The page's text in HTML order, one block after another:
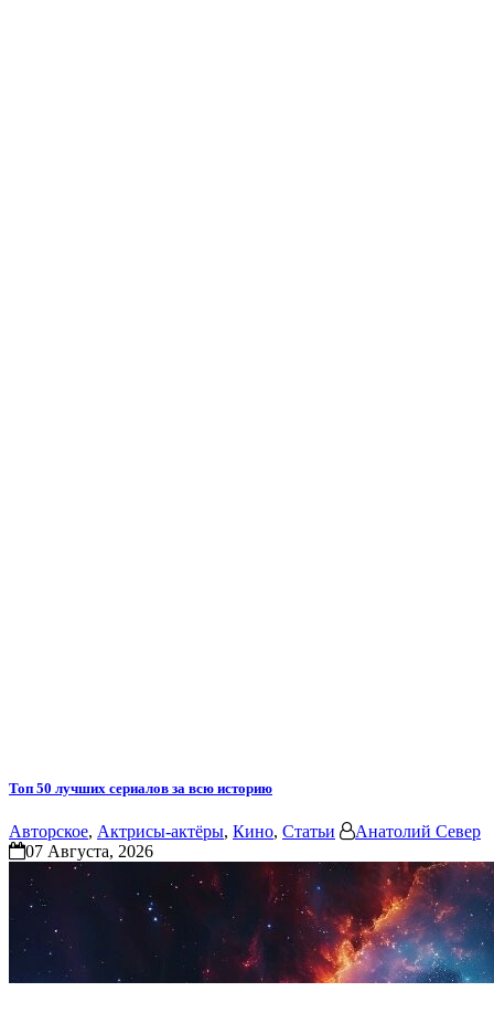
Топ 50 лучших сериалов за всю историю
Авторское, Актрисы-актёры, Кино, Статьи
Анатолий Север
07 Августа, 2026